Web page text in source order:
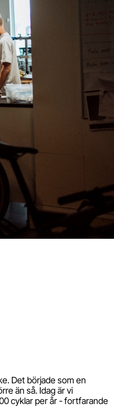
Det började som en
än så. Idag är vi
cyklar per år - fortfarande